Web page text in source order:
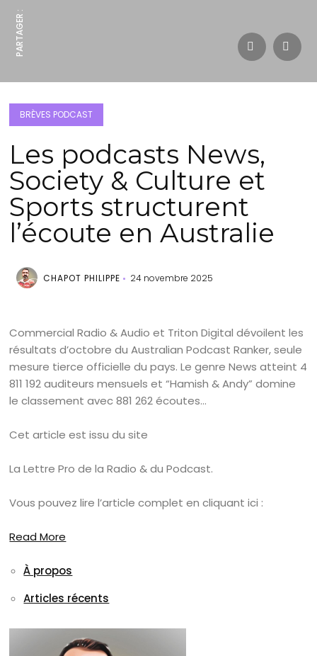
PARTAGER :
BRÈVES PODCAST
Les podcasts News,
Society & Culture et
Sports structurent
l’écoute en Australie
CHAPOT PHILIPPE 24 novembre 2025
Commercial Radio & Audio et Triton Digital dévoilent les
résultats d’octobre du Australian Podcast Ranker, seule
mesure tierce officielle du pays. Le genre News atteint 4
811 192 auditeurs mensuels et “Hamish & Andy” domine
le classement avec 881 262 écoutes…
Cet article est issu du site
La Lettre Pro de la Radio & du Podcast.
Vous pouvez lire l’article complet en cliquant ici :
Read More
À propos
Articles récents